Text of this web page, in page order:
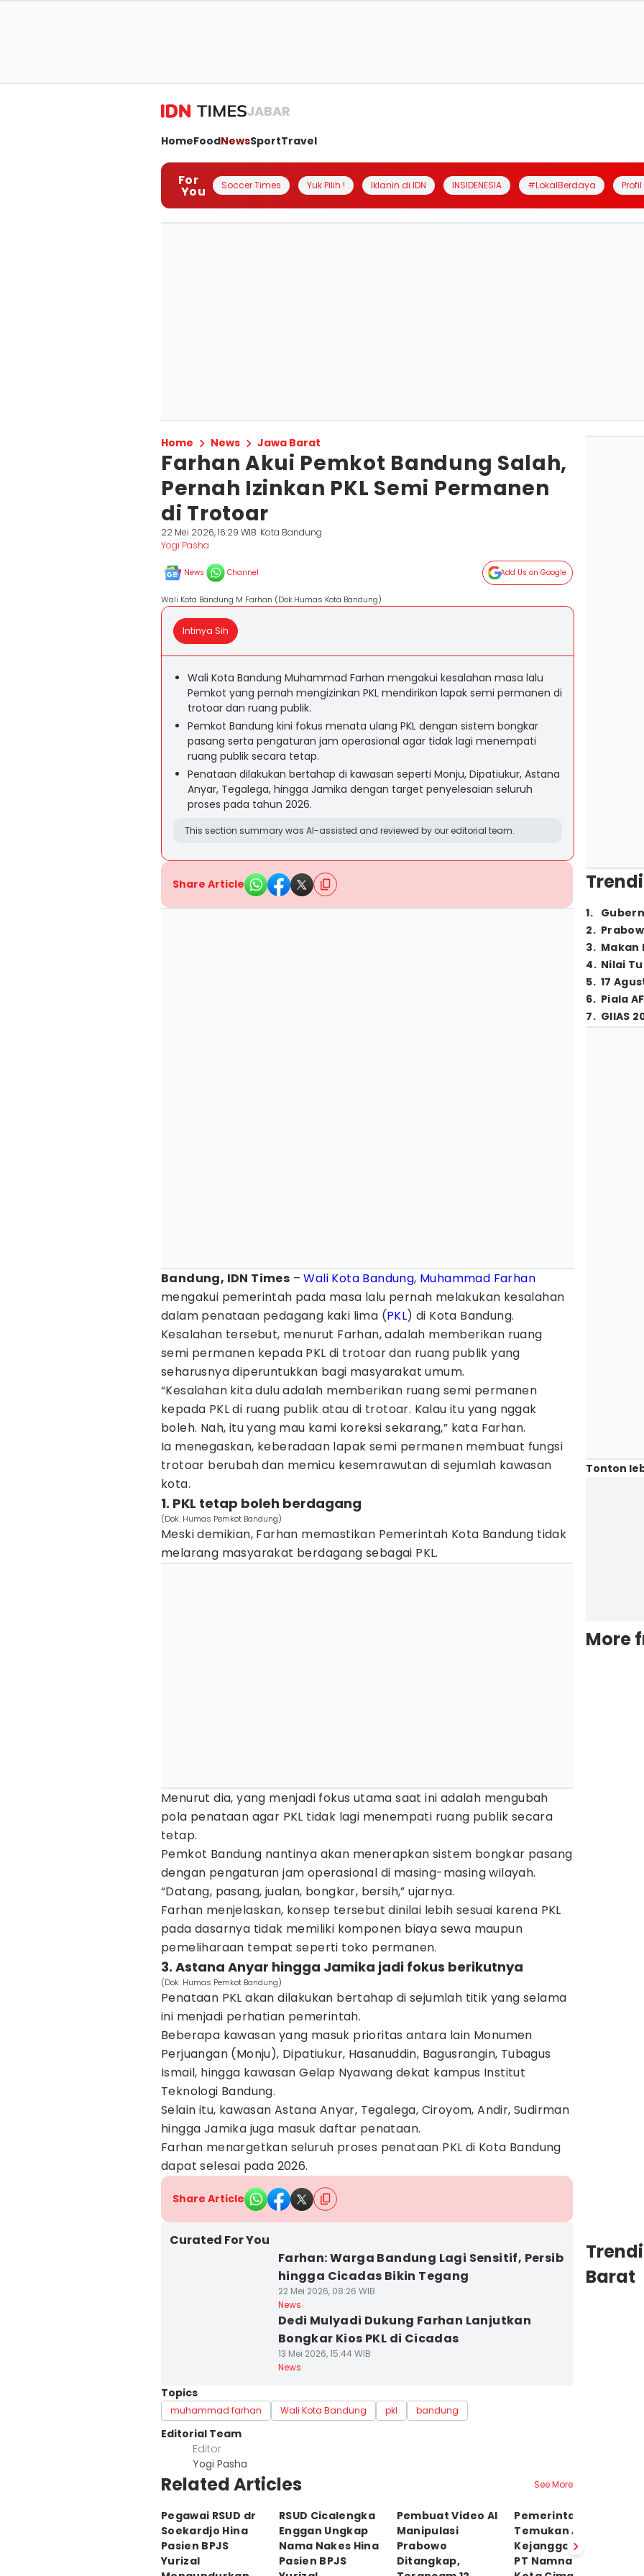
JABAR
HomeFoodNewsSportTravel
For
You Soccer Times Yuk Pilih ! Iklanin di IDN INSIDENESIA #LokalBerdaya
Home News Jawa Barat
Farhan Akui Pemkot Bandung Salah,
Pernah Izinkan PKL Semi Permanen
di Trotoar
22 Mei 2026, 16:29 WIB Kota Bandung
Yogi Pasha
News Channel Add Us on Google
Wali Kota Bandung M Farhan (Dok.Humas Kota Bandung)
Intinya Sih
Wali Kota Bandung Muhammad Farhan mengakui kesalahan masa lalu
Pemkot yang pernah mengizinkan PKL mendirikan lapak semi permanen di
trotoar dan ruang publik.
Pemkot Bandung kini fokus menata ulang PKL dengan sistem bongkar
pasang serta pengaturan jam operasional agar tidak lagi menempati
ruang publik secara tetap.
Penataan dilakukan bertahap di kawasan seperti Monju, Dipatiukur, Astana
Anyar, Tegalega, hingga Jamika dengan target penyelesaian seluruh
proses pada tahun 2026.
This section summary was AI-assisted and reviewed by our editorial team.
Share Article
Bandung, IDN Times –Wali Kota Bandung, Muhammad Farhan
mengakui pemerintah pada masa lalu pernah melakukan kesalahan
dalam penataan pedagang kaki lima (PKL) di Kota Bandung.
Kesalahan tersebut, menurut Farhan, adalah memberikan ruang
semi permanen kepada PKL di trotoar dan ruang publik yang
seharusnya diperuntukkan bagi masyarakat umum.
“Kesalahan kita dulu adalah memberikan ruang semi permanen
kepada PKL di ruang publik atau di trotoar. Kalau itu yang nggak
boleh. Nah, itu yang mau kami koreksi sekarang,” kata Farhan.
Ia menegaskan, keberadaan lapak semi permanen membuat fungsi
trotoar berubah dan memicu kesemrawutan di sejumlah kawasan
kota.
1. PKL tetap boleh berdagang
(Dok. Humas Pemkot Bandung)
Meski demikian, Farhan memastikan Pemerintah Kota Bandung tidak
melarang masyarakat berdagang sebagai PKL.
Menurut dia, yang menjadi fokus utama saat ini adalah mengubah
pola penataan agar PKL tidak lagi menempati ruang publik secara
tetap.
Pemkot Bandung nantinya akan menerapkan sistem bongkar pasang
dengan pengaturan jam operasional di masing-masing wilayah.
“Datang, pasang, jualan, bongkar, bersih,” ujarnya.
Farhan menjelaskan, konsep tersebut dinilai lebih sesuai karena PKL
pada dasarnya tidak memiliki komponen biaya sewa maupun
pemeliharaan tempat seperti toko permanen.
3. Astana Anyar hingga Jamika jadi fokus berikutnya
(Dok. Humas Pemkot Bandung)
Penataan PKL akan dilakukan bertahap di sejumlah titik yang selama
ini menjadi perhatian pemerintah.
Beberapa kawasan yang masuk prioritas antara lain Monumen
Perjuangan (Monju), Dipatiukur, Hasanuddin, Bagusrangin, Tubagus
Ismail, hingga kawasan Gelap Nyawang dekat kampus Institut
Teknologi Bandung.
Selain itu, kawasan Astana Anyar, Tegalega, Ciroyom, Andir, Sudirman
hingga Jamika juga masuk daftar penataan.
Farhan menargetkan seluruh proses penataan PKL di Kota Bandung
dapat selesai pada 2026.
Share Article
Curated For You
Farhan: Warga Bandung Lagi Sensitif, Persib
hingga Cicadas Bikin Tegang
22 Mei 2026, 08:26 WIB
News
Dedi Mulyadi Dukung Farhan Lanjutkan
Bongkar Kios PKL di Cicadas
13 Mei 2026, 15:44 WIB
News
Topics
muhammad farhan Wali Kota Bandung pkl bandung
Editorial Team
Editor
Yogi Pasha
Related Articles See More
Pegawai RSUD dr
Soekardjo Hina
Pasien BPJS
Yurizal
RSUD Cicalengka
Enggan Ungkap
Nama Nakes Hina
Pasien BPJS
Pembuat Video AI
Manipulasi
Prabowo
Ditangkap,
Pemerintah
Temukan Adanya
Kejanggalan PHK
PT Namnam di
1.
2.
3. Makan
4. Nilai
5. 17
6. Piala
7. GIIAS
Tonton
More
Barat